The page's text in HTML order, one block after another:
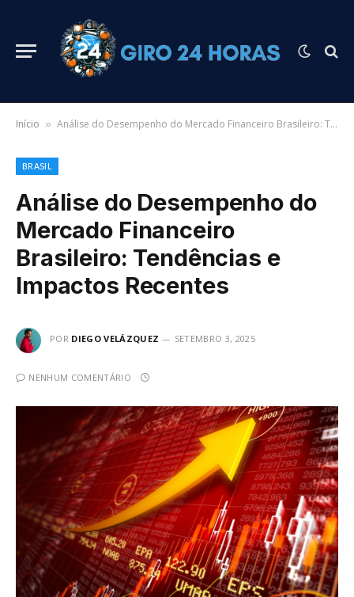
Início » Análise do Desempenho do Mercado Financeiro Brasileiro: Tendências e Impactos Recentes
BRASIL
Análise do Desempenho do
Mercado Financeiro
Brasileiro: Tendências e
Impactos Recentes
POR DIEGO VELÁZQUEZ SETEMBRO 3, 2025
NENHUM COMENTÁRIO